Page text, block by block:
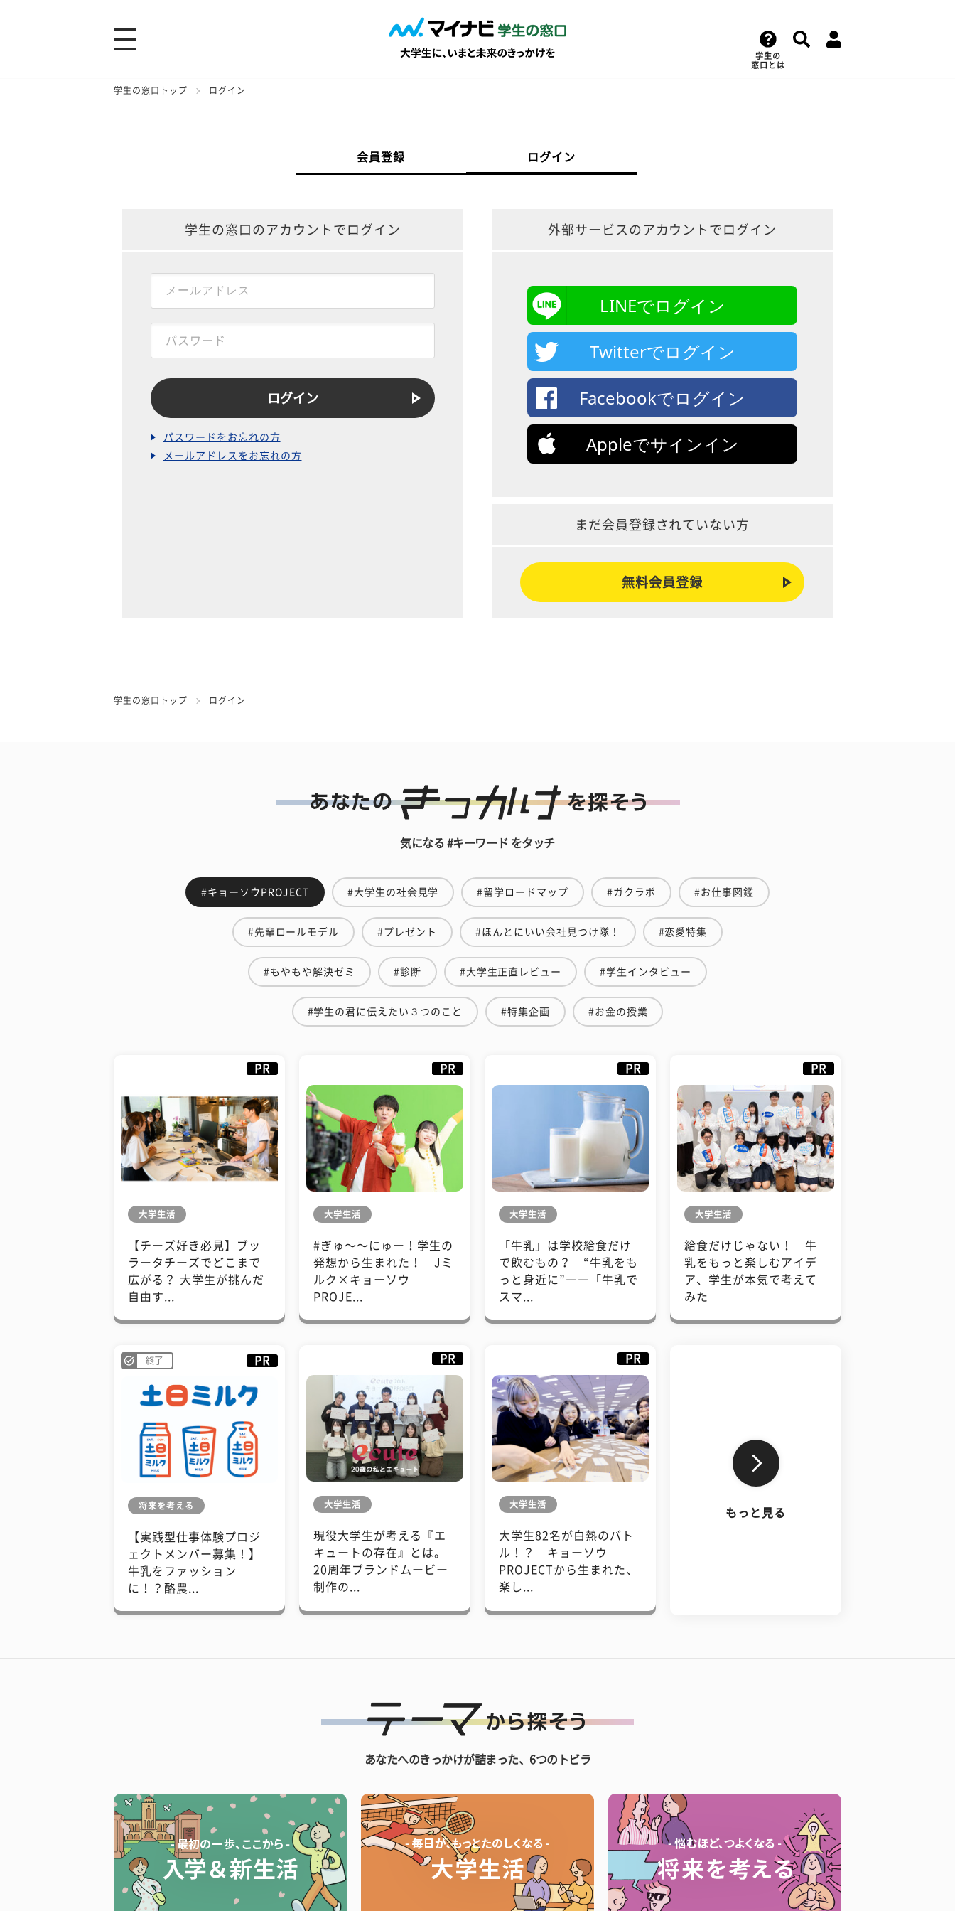
学生の
窓口とは
学生の窓口トップ ログイン
会員登録 ログイン
学生の窓口のアカウントでログイン
パスワードをお忘れの方
メールアドレスをお忘れの方
外部サービスのアカウントでログイン
LINEでログイン
Twitterでログイン
Facebookでログイン
Appleでサインイン
まだ会員登録されていない方
無料会員登録
学生の窓口トップ ログイン
気になる #キーワード をタッチ
#キョーソウPROJECT #大学生の社会見学 #留学ロードマップ #ガクラボ #お仕事図鑑
#先輩ロールモデル #プレゼント #ほんとにいい会社見つけ隊！ #恋愛特集
#もやもや解決ゼミ #診断 #大学生正直レビュー #学生インタビュー
#学生の君に伝えたい３つのこと #特集企画 #お金の授業
PR
大学生活
【チーズ好き必見】ブッ
ラータチーズでどこまで
広がる？ 大学生が挑んだ
自由す...
PR
大学生活
#ぎゅ〜〜にゅー！学生の
発想から生まれた！ Jミ
ルク×キョーソウ
PROJE...
PR
大学生活
「牛乳」は学校給食だけ
で飲むもの？ “牛乳をも
っと身近に”――「牛乳で
スマ...
PR
大学生活
給食だけじゃない！ 牛
乳をもっと楽しむアイデ
ア、学生が本気で考えて
みた
終了 PR
将来を考える
【実践型仕事体験プロジ
ェクトメンバー募集！】
牛乳をファッション
に！？酪農...
PR
大学生活
現役大学生が考える『エ
キュートの存在』とは。
20周年ブランドムービー
制作の...
PR
大学生活
大学生82名が白熱のバト
ル！？ キョーソウ
PROJECTから生まれた、
楽し...
もっと見る
あなたへのきっかけが詰まった、6つのトビラ